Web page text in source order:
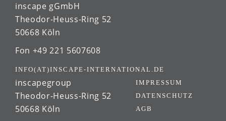
inscape gGmbH
Theodor-Heuss-Ring 52
50668 Köln
Fon +49 221 5607608
INFO(AT)INSCAPE-INTERNATIONAL.DE
inscapegroup
Theodor-Heuss-Ring 52
50668 Köln
IMPRESSUM
DATENSCHUTZ
AGB